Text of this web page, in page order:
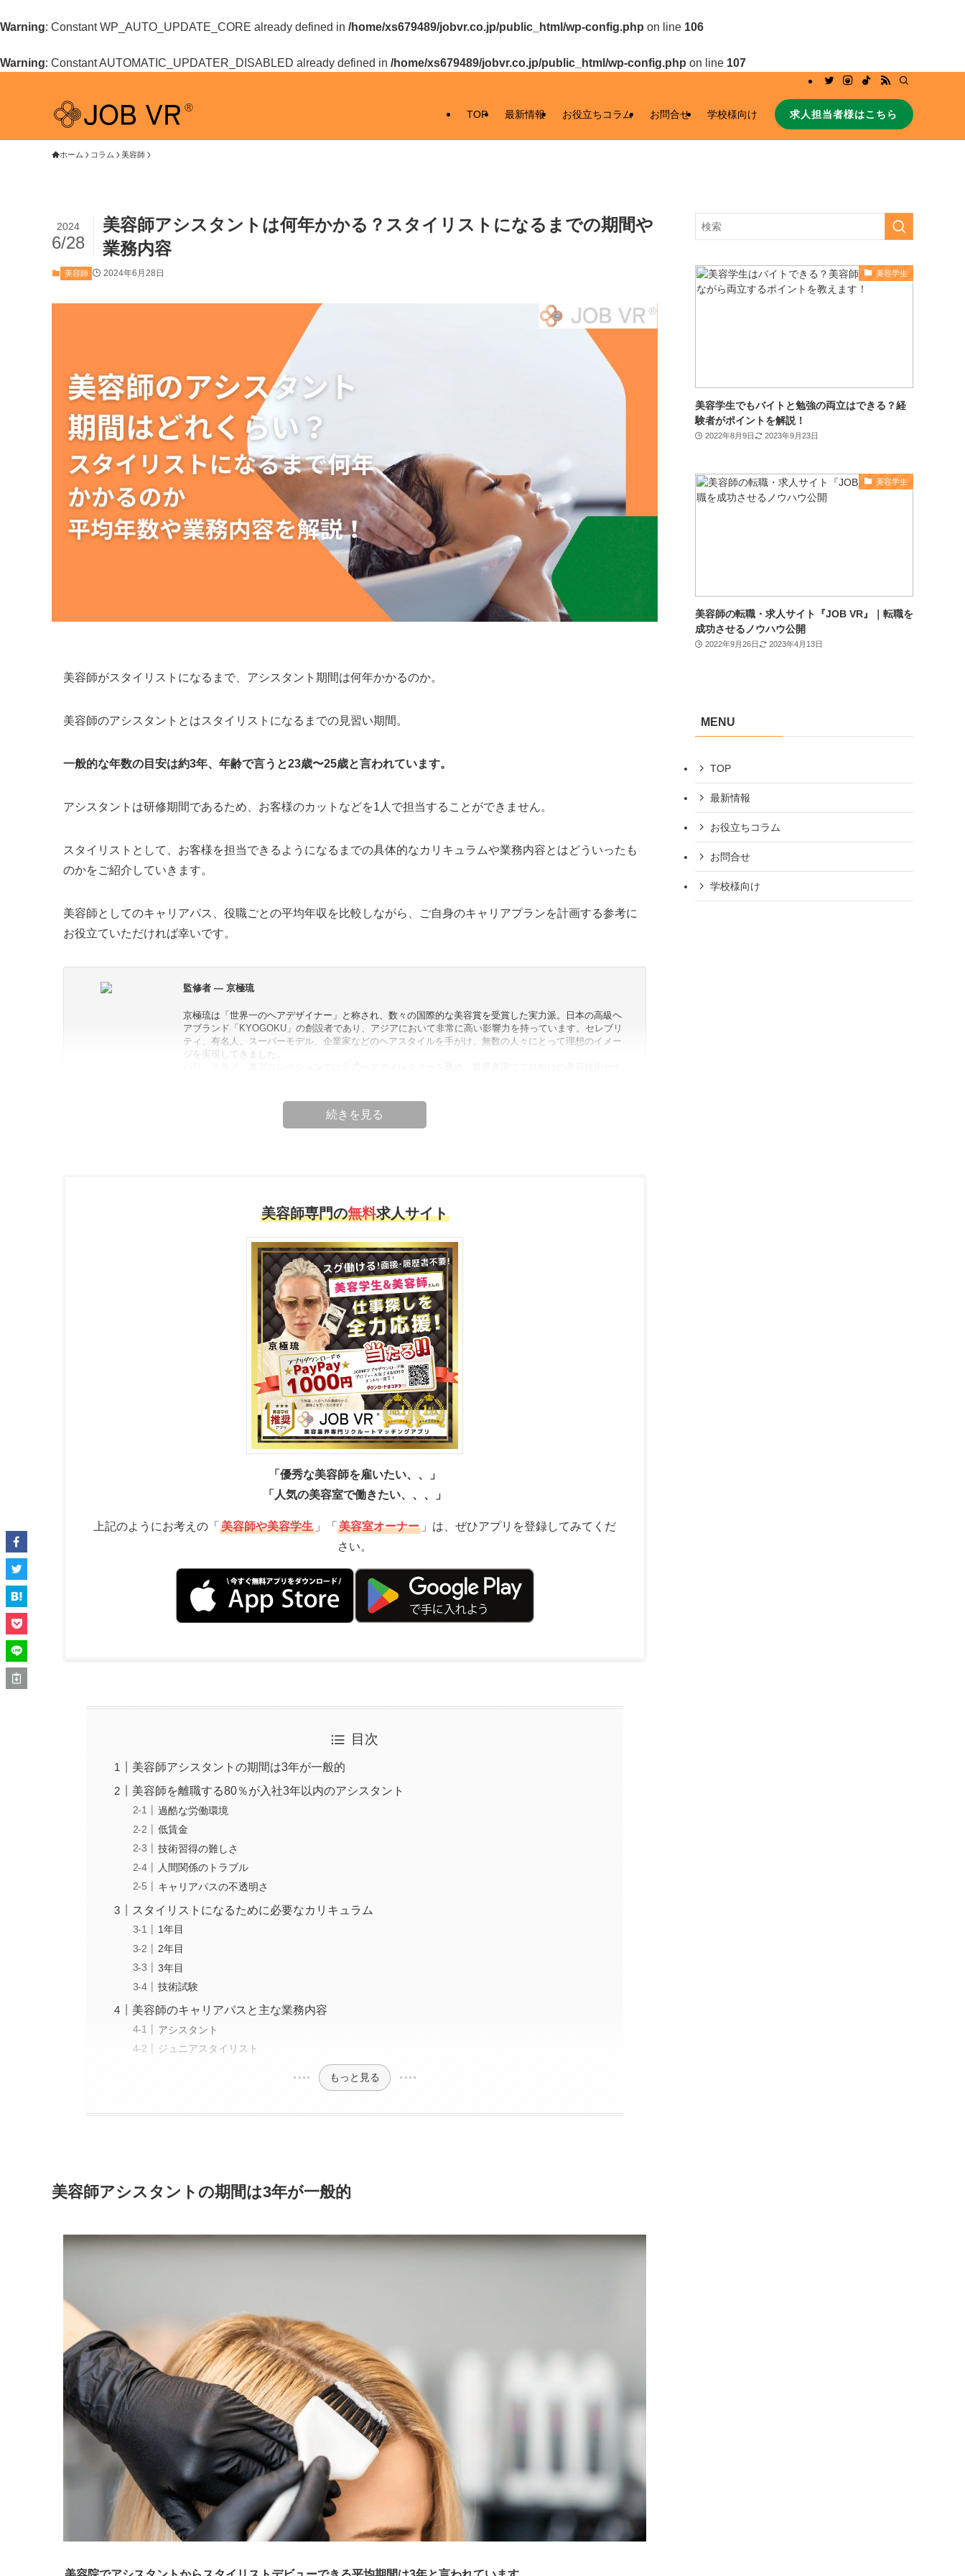
Warning: Constant WP_AUTO_UPDATE_CORE already defined in /home/xs679489/jobvr.co.jp/public_html/wp-config.php on line 106
Warning: Constant AUTOMATIC_UPDATER_DISABLED already defined in /home/xs679489/jobvr.co.jp/public_html/wp-config.php on line 107
TOP 最新情報 お役立ちコラム お問合せ 学校様向け 求人担当者様はこちら
ホーム コラム 美容師
美容師アシスタントは何年かかる？スタイリストになるまでの期間や
業務内容
2024
6/28
美容師 2024年6月28日
美容師がスタイリストになるまで、アシスタント期間は何年かかるのか。
美容師のアシスタントとはスタイリストになるまでの見習い期間。
一般的な年数の目安は約3年、年齢で言うと23歳〜25歳と言われています。
アシスタントは研修期間であるため、お客様のカットなどを1人で担当することができません。
スタイリストとして、お客様を担当できるようになるまでの具体的なカリキュラムや業務内容とはどういったも
のかをご紹介していきます。
美容師としてのキャリアパス、役職ごとの平均年収を比較しながら、ご自身のキャリアプランを計画する参考に
お役立ていただければ幸いです。
監修者 — 京極琉
京極琉は「世界一のヘアデザイナー」と称され、数々の国際的な美容賞を受賞した実力派。日本の高級ヘ
アブランド「KYOGOKU」の創設者であり、アジアにおいて非常に高い影響力を持っています。セレブリ
ティ、有名人、スーパーモデル、企業家などのヘアスタイルを手がけ、無数の人々にとって理想のイメー
ジを実現してきました。
「完璧なヘアスタイルとは、見た目の変化にとどまらず、自信とセンスを高める鍵である。」—— 京極琉
・世界的に認められた「世界一のヘアデザイナー」
・日本のトップヘアブランド「KYOGOKU」創設者
・アジアで最も人気のあるヘアアーティストであり、10万人以上のプロ美容師を指導
京極琉プロフィール
美容師専門の無料求人サイト
「優秀な美容師を雇いたい、、」
「人気の美容室で働きたい、、、」
上記のようにお考えの「 美容師や美容学生 」「 美容室オーナー 」は、ぜひアプリを登録してみてくだ
さい。
目次
美容師アシスタントの期間は3年が一般的
美容師を離職する80％が入社3年以内のアシスタント
過酷な労働環境
低賃金
技術習得の難しさ
人間関係のトラブル
キャリアパスの不透明さ
スタイリストになるために必要なカリキュラム
1年目
2年目
3年目
技術試験
美容師のキャリアパスと主な業務内容
アシスタント
ジュニアスタイリスト
もっと見る
美容師アシスタントの期間は3年が一般的
美容学生
美容学生でもバイトと勉強の両立はできる？経
験者がポイントを解説！
2022年8月9日 2023年9月23日
美容学生
美容師の転職・求人サイト『JOB VR』｜転職を
成功させるノウハウ公開
2022年9月26日 2023年4月13日
MENU
TOP
最新情報
お役立ちコラム
お問合せ
学校様向け